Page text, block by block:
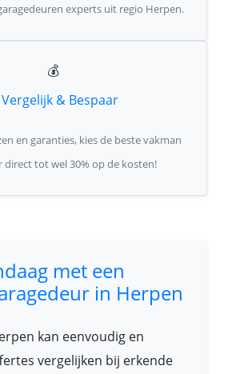
experts uit regio Herpen.
💰
& Bespaar
en garanties, kies de beste vakman
direct tot wel 30% op de kosten!
met een
in Herpen
kan eenvoudig en
vergelijken bij erkende